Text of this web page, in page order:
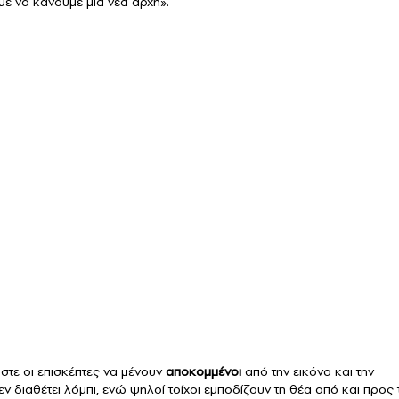
οι επισκέπτες να μένουναποκομμένοι από την εικόνα και την
διαθέτει λόμπι, ενώ ψηλοί τοίχοι εμποδίζουν τη θέα από και προς